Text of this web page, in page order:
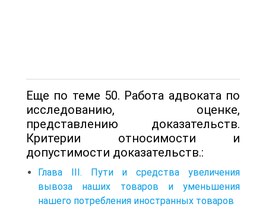
Еще по теме 50. Работа адвоката по
исследованию, оценке,
представлению доказательств.
Критерии относимости и
допустимости доказательств.:
Глава III. Пути и средства увеличения
вывоза наших товаров и уменьшения
нашего потребления иностранных товаров